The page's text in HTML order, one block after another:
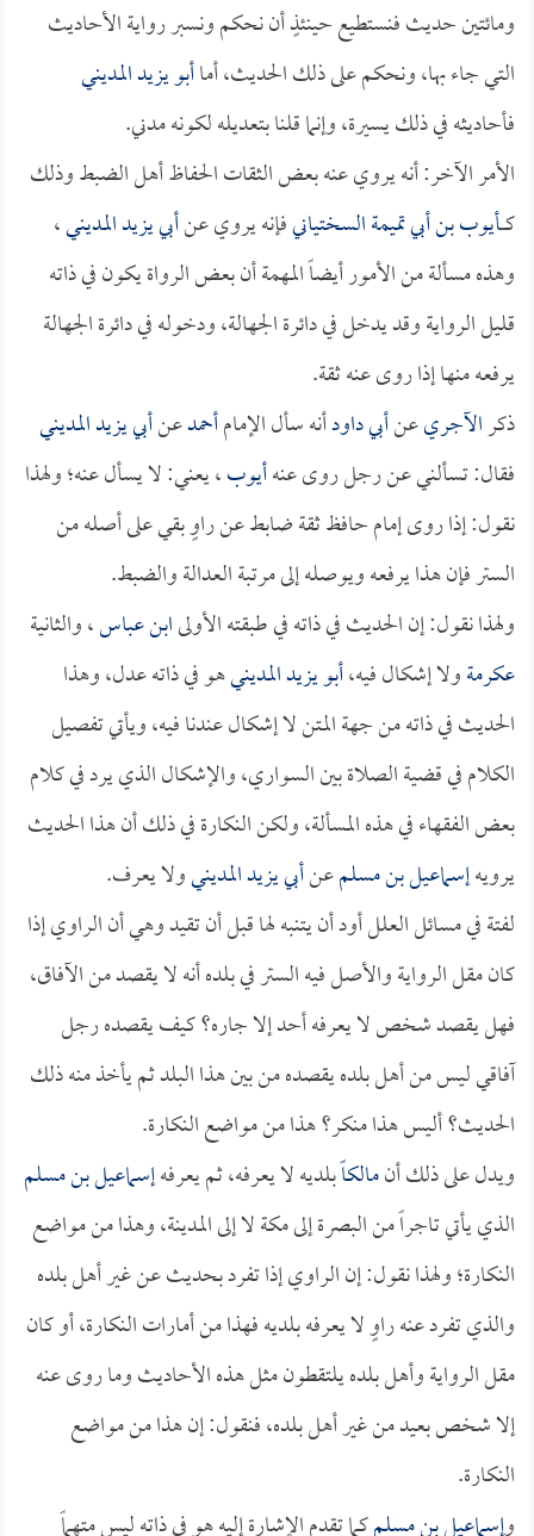
ومائتين حديث فنستطيع حينئذٍ أن نحكم ونسبر رواية الأحاديث
التي جاء بها، ونحكم على ذلك الحديث، أماأبو يزيد المديني
فأحاديثه في ذلك يسيرة، وإنما قلنا بتعديله لكونه مدني.
الأمر الآخر: أنه يروي عنه بعض الثقات الحفاظ أهل الضبط وذلك
كــــأيوب بن أبي تميمة السختيانيفإنه يروي عنأبي يزيد المديني،
وهذه مسألة من الأمور أيضاً المهمة أن بعض الرواة يكون في ذاته
قليل الرواية وقد يدخل في دائرة الجهالة، ودخوله في دائرة الجهالة
يرفعه منها إذا روى عنه ثقة.
ذكرالآجريعنأبي داودأنه سأل الإمامأحمدعنأبي يزيد المديني
فقال: تسألني عن رجل روى عنهأيوب، يعني: لا يسأل عنه؛ ولهذا
نقول: إذا روى إمام حافظ ثقة ضابط عن راوٍ بقي على أصله من
الستر فإن هذا يرفعه ويوصله إلى مرتبة العدالة والضبط.
ولهذا نقول: إن الحديث في ذاته في طبقته الأولىابن عباس، والثانية
عكرمةولا إشكال فيه،أبو يزيد المدينيهو في ذاته عدل، وهذا
الحديث في ذاته من جهة المتن لا إشكال عندنا فيه، ويأتي تفصيل
الكلام في قضية الصلاة بين السواري، والإشكال الذي يرد في كلام
بعض الفقهاء في هذه المسألة، ولكن النكارة في ذلك أن هذا الحديث
يرويهإسماعيل بن مسلمعنأبي يزيد المدينيولا يعرف.
لفتة في مسائل العلل أود أن يتنبه لها قبل أن تقيد وهي أن الراوي إذا
كان مقل الرواية والأصل فيه الستر في بلده أنه لا يقصد من الآفاق،
فهل يقصد شخص لا يعرفه أحد إلا جاره؟ كيف يقصده رجل
آفاقي ليس من أهل بلده يقصده من بين هذا البلد ثم يأخذ منه ذلك
الحديث؟ أليس هذا منكر؟ هذا من مواضع النكارة.
ويدل على ذلك أنمالكاًبلديه لا يعرفه، ثم يعرفهإسماعيل بن مسلم
الذي يأتي تاجراً من البصرة إلى مكة لا إلى المدينة، وهذا من مواضع
النكارة؛ ولهذا نقول: إن الراوي إذا تفرد بحديث عن غير أهل بلده
والذي تفرد عنه راوٍ لا يعرفه بلديه فهذا من أمارات النكارة، أو كان
مقل الرواية وأهل بلده يلتقطون مثل هذه الأحاديث وما روى عنه
إلا شخص بعيد من غير أهل بلده، فنقول: إن هذا من مواضع
النكارة.